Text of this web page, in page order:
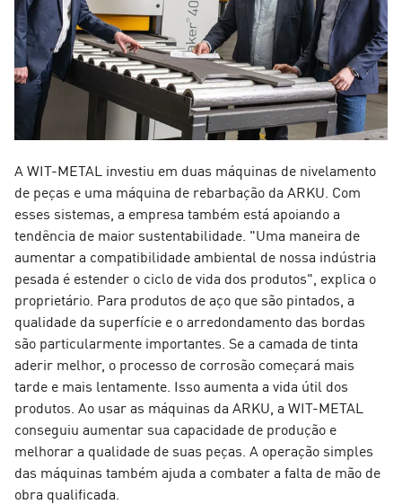
A WIT-METAL investiu em duas máquinas de nivelamento
de peças e uma máquina de rebarbação da ARKU. Com
esses sistemas, a empresa também está apoiando a
tendência de maior sustentabilidade. "Uma maneira de
aumentar a compatibilidade ambiental de nossa indústria
pesada é estender o ciclo de vida dos produtos", explica o
proprietário. Para produtos de aço que são pintados, a
qualidade da superfície e o arredondamento das bordas
são particularmente importantes. Se a camada de tinta
aderir melhor, o processo de corrosão começará mais
tarde e mais lentamente. Isso aumenta a vida útil dos
produtos. Ao usar as máquinas da ARKU, a WIT-METAL
conseguiu aumentar sua capacidade de produção e
melhorar a qualidade de suas peças. A operação simples
das máquinas também ajuda a combater a falta de mão de
obra qualificada.